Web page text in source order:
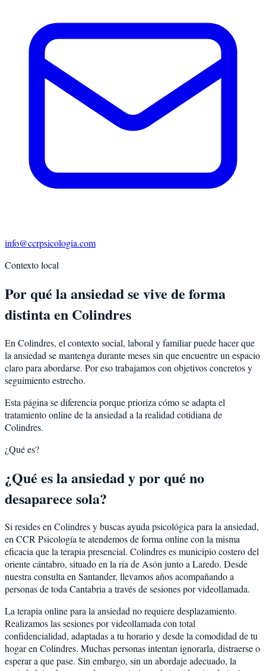
info@ccrpsicologia.com
Contexto local
Por qué la ansiedad se vive de forma
distinta en Colindres
En Colindres, el contexto social, laboral y familiar puede hacer que
la ansiedad se mantenga durante meses sin que encuentre un espacio
claro para abordarse. Por eso trabajamos con objetivos concretos y
seguimiento estrecho.
Esta página se diferencia porque prioriza cómo se adapta el
tratamiento online de la ansiedad a la realidad cotidiana de
Colindres.
¿Qué es?
¿Qué es la ansiedad y por qué no
desaparece sola?
Si resides en Colindres y buscas ayuda psicológica para la ansiedad,
en CCR Psicología te atendemos de forma online con la misma
eficacia que la terapia presencial. Colindres es municipio costero del
oriente cántabro, situado en la ría de Asón junto a Laredo. Desde
nuestra consulta en Santander, llevamos años acompañando a
personas de toda Cantabria a través de sesiones por videollamada.
La terapia online para la ansiedad no requiere desplazamiento.
Realizamos las sesiones por videollamada con total
confidencialidad, adaptadas a tu horario y desde la comodidad de tu
hogar en Colindres. Muchas personas intentan ignorarla, distraerse o
esperar a que pase. Sin embargo, sin un abordaje adecuado, la